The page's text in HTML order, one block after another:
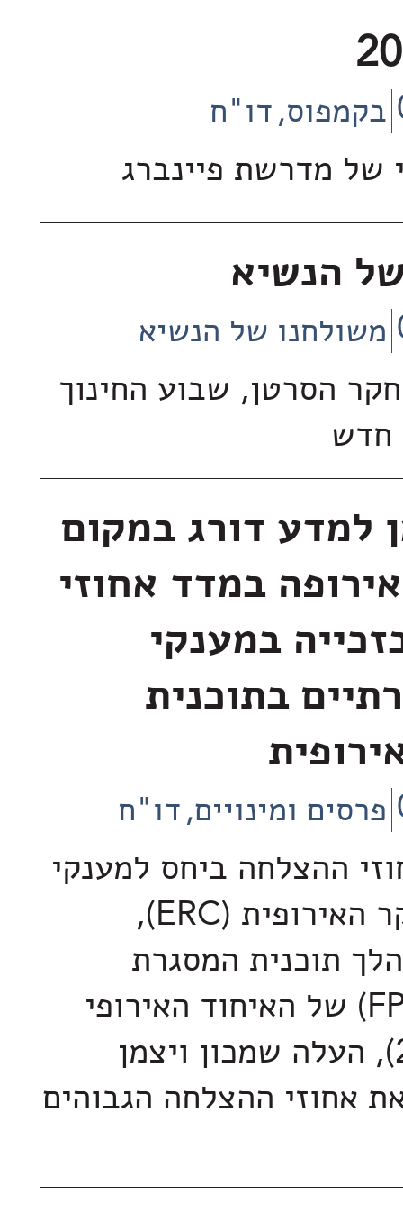
בקמפוס דו"ח
של מדרשת פיינברג
הנשיא
משולחנו של הנשיא
הסרטן, שבוע החינוך
חדש
למדע דורג במקום
במדד אחוזי
במענקי
בתוכנית
פרסים ומינויים דו"ח
ההצלחה ביחס למענקי
מועצת המחקר האירופית (ERC),
תוכנית המסגרת
השביעית (FP7) של האיחוד האירופי
(2013-2007), העלה שמכון ויצמן
אחוזי ההצלחה הגבוהים